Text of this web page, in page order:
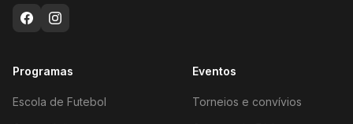
Programas
Escola de Futebol
Eventos
Torneios e convívios